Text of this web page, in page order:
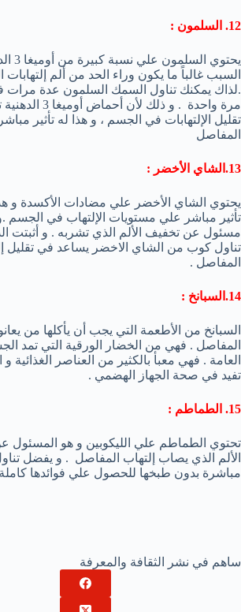
12. السلمون :
السبب غالباً ما يكون وراء الحد من ألم
.لذاك يمكنك تناول السمك السلمون عدة مرات
مرة واحدة . و ذلك لأن
تقليل الإلتهابات في الجسم ، و هذا له تأثير
المفاصل
13.الشاي الأخضر :
يحتوي الشاي الأخضر علي مضادات الأكسدة و
تأثير مباشر علي مستويات الإلتهاب في
مسئول عن تخفيف الألم الذي تشربه . و أثبتت
تناول كوب من الشاي الاخضر يساعد في تقليل
المفاصل .
14.السبانخ :
السبانخ من الأطعمة التي يجب أن يأكلها من
المفاصل . فهي من الخضار الورقية التي تمد
العامة . فهي معبأ بالكثير من العناصر الغذائية و
تفيد في صحة الجهاز الهضمي .
15. الطماطم :
تحتوي الطماطم علي الليكوبين و هو المسئول
الألم الذي يصاب إلتهاب المفاصل . و يفضل
مباشرة بدون طبخها للحصول علي فوائدها
ساهم في نشر الثقافة والمعرفة